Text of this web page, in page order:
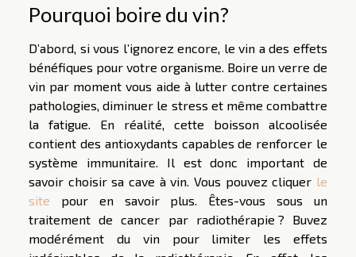
Pourquoi boire du vin?
D’abord, si vous l’ignorez encore, le vin a des effets
bénéfiques pour votre organisme. Boire un verre de
vin par moment vous aide à lutter contre certaines
pathologies, diminuer le stress et même combattre
la fatigue. En réalité, cette boisson alcoolisée
contient des antioxydants capables de renforcer le
système immunitaire. Il est donc important de
savoir choisir sa cave à vin. Vous pouvez cliquer le
site pour en savoir plus. Êtes-vous sous un
traitement de cancer par radiothérapie ? Buvez
modérément du vin pour limiter les effets